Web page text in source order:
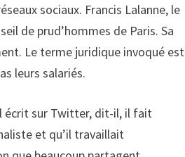
sociaux. Francis Lalanne, le
de prud’hommes de Paris. Sa
Le terme juridique invoqué est
leurs salariés.
écrit sur Twitter, dit-il, il fait
et qu’il travaillait